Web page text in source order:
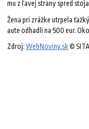
mu z ľavej strany spred
Žena pri zrážke utrpela
aute odhadli na 500 eur.
Zdroj: WebNoviny.sk©